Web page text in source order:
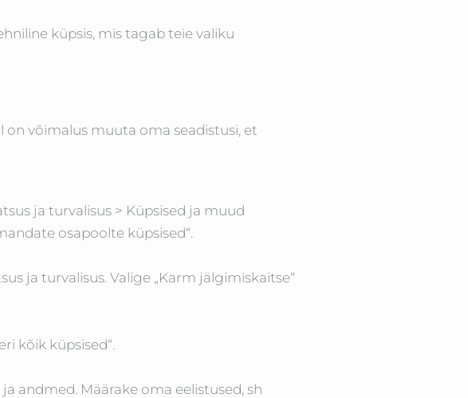
küpsis, mis tagab teie valiku
on võimalus muuta oma seadistusi, et
ja turvalisus > Küpsised ja muud
osapoolte küpsised“.
ja turvalisus. Valige „Karm jälgimiskaitse“
kõik küpsised“.
andmed. Määrake oma eelistused, sh